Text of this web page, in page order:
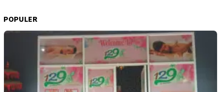
POPULER